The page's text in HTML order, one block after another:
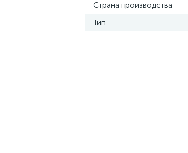
Страна производства
Тип